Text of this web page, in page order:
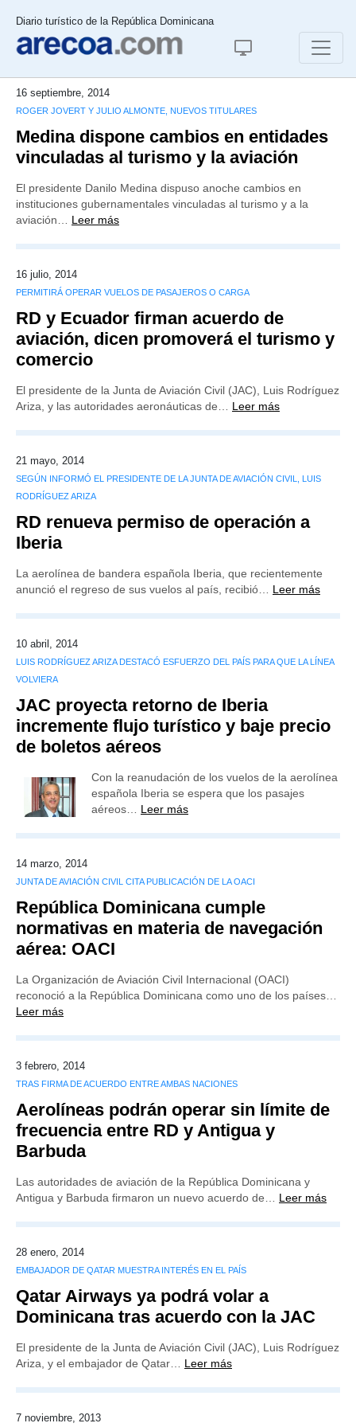
Diario turístico de la República Dominicana
16 septiembre, 2014
ROGER JOVERT Y JULIO ALMONTE, NUEVOS TITULARES
Medina dispone cambios en entidades
vinculadas al turismo y la aviación
El presidente Danilo Medina dispuso anoche cambios en
instituciones gubernamentales vinculadas al turismo y a la
aviación… Leer más
16 julio, 2014
PERMITIRÁ OPERAR VUELOS DE PASAJEROS O CARGA
RD y Ecuador firman acuerdo de
aviación, dicen promoverá el turismo y
comercio
El presidente de la Junta de Aviación Civil (JAC), Luis Rodríguez
Ariza, y las autoridades aeronáuticas de… Leer más
21 mayo, 2014
SEGÚN INFORMÓ EL PRESIDENTE DE LA JUNTA DE AVIACIÓN CIVIL, LUIS
RODRÍGUEZ ARIZA
RD renueva permiso de operación a
Iberia
La aerolínea de bandera española Iberia, que recientemente
anunció el regreso de sus vuelos al país, recibió… Leer más
10 abril, 2014
LUIS RODRÍGUEZ ARIZA DESTACÓ ESFUERZO DEL PAÍS PARA QUE LA LÍNEA
VOLVIERA
JAC proyecta retorno de Iberia
incremente flujo turístico y baje precio
de boletos aéreos
Con la reanudación de los vuelos de la aerolínea
española Iberia se espera que los pasajes
aéreos… Leer más
14 marzo, 2014
JUNTA DE AVIACIÓN CIVIL CITA PUBLICACIÓN DE LA OACI
República Dominicana cumple
normativas en materia de navegación
aérea: OACI
La Organización de Aviación Civil Internacional (OACI)
reconoció a la República Dominicana como uno de los países…
Leer más
3 febrero, 2014
TRAS FIRMA DE ACUERDO ENTRE AMBAS NACIONES
Aerolíneas podrán operar sin límite de
frecuencia entre RD y Antigua y
Barbuda
Las autoridades de aviación de la República Dominicana y
Antigua y Barbuda firmaron un nuevo acuerdo de… Leer más
28 enero, 2014
EMBAJADOR DE QATAR MUESTRA INTERÉS EN EL PAÍS
Qatar Airways ya podrá volar a
Dominicana tras acuerdo con la JAC
El presidente de la Junta de Aviación Civil (JAC), Luis Rodríguez
Ariza, y el embajador de Qatar… Leer más
7 noviembre, 2013